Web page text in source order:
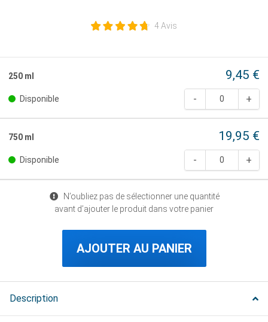
4 Avis
250 ml 9,45 €
Disponible
750 ml 19,95 €
Disponible
N’oubliez pas de sélectionner une quantité
avant d’ajouter le produit dans votre panier
AJOUTER AU PANIER
Description